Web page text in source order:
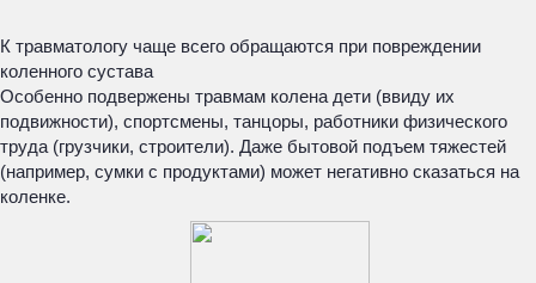
К травматологу чаще всего обращаются при повреждении
коленного сустава
Особенно подвержены травмам колена дети (ввиду их
подвижности), спортсмены, танцоры, работники физического
труда (грузчики, строители). Даже бытовой подъем тяжестей
(например, сумки с продуктами) может негативно сказаться на
коленке.